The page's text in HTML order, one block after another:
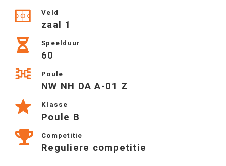
Veld
zaal 1
Speelduur
60
Poule
NW NH DA A-01 Z
Klasse
Poule B
Competitie
Reguliere competitie